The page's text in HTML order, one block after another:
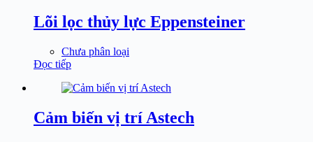
Lõi lọc thủy lực Eppensteiner
Chưa phân loại
Đọc tiếp
Cảm biến vị trí Astech